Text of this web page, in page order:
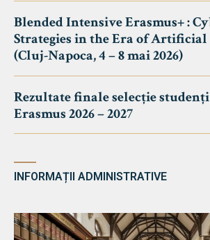
Blended Intensive Erasmus+ :
Strategies in the Era of
(Cluj-Napoca, 4 – 8 mai 2026)
Rezultate finale selecție
Erasmus 2026 – 2027
INFORMAȚII ADMINISTRATIVE